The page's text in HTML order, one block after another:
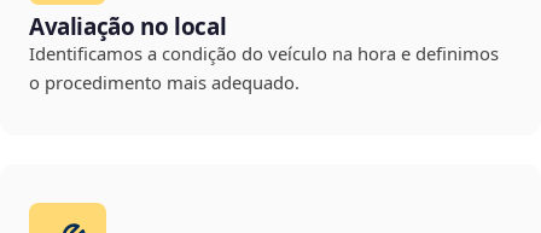
Avaliação no local
Identificamos a condição do veículo na hora e definimos
o procedimento mais adequado.